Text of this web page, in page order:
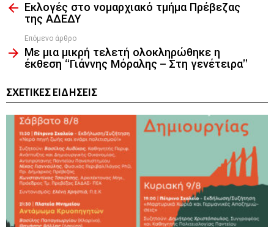
more Εκλογές στο νομαρχιακό τμήμα Πρέβεζας
της ΑΔΕΔΥ
Επόμενο άρθρο
Με μια μικρή τελετή ολοκληρώθηκε η
έκθεση “Γιάννης Μόραλης – Στη γενέτειρα”
ΣΧΕΤΙΚΈΣ ΕΙΔΉΣΕΙΣ